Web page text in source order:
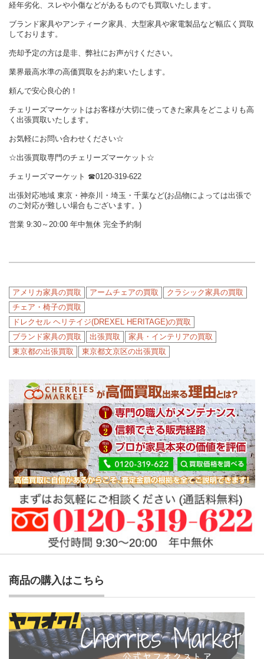
経年劣化、スレや小傷などがあるものでも買取いたします。
ブランド家具やアンティーク家具、大型家具や家電製品など幅広く買取
しております。
売却予定の方は是非、弊社にお声がけください。
業界最高水準の高価買取をお約束いたします。
頼んで安心良心的！
チェリーズマーケットはお客様が大切に使ってきた家具をどこよりも高
く出張買取いたします。
お気軽にお問い合わせください☆
☆出張買取専門のチェリーズマーケット☆
チェリーズマーケット ☎︎0120-319-622
出張対応地域 東京・神奈川・埼玉・千葉など(お品物によっては出張で
のご対応が難しい場合もございます。)
営業 9:30～20:00 年中無休 完全予約制
アメリカ家具の買取 アームチェアの買取
クラシック家具の買取
チェア・椅子の買取
ドレクセル ヘリテイジ(DREXEL HERITAGE)の買取
ブランド家具の買取
出張買取
家具・インテリアの買取
東京都の出張買取
東京都文京区の出張買取
商品の購入はこちら